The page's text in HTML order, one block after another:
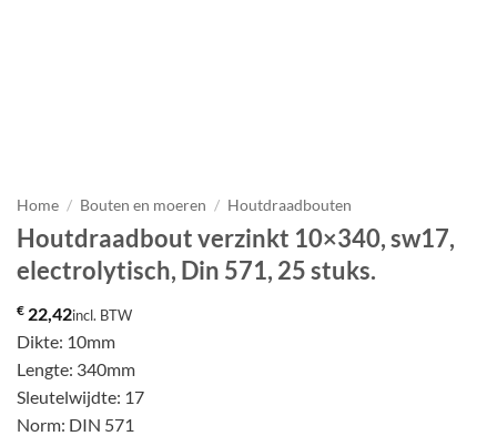
Home / Bouten en moeren / Houtdraadbouten
Houtdraadbout verzinkt 10×340, sw17,
electrolytisch, Din 571, 25 stuks.
€ 22,42incl. BTW
Dikte: 10mm
Lengte: 340mm
Sleutelwijdte: 17
Norm: DIN 571